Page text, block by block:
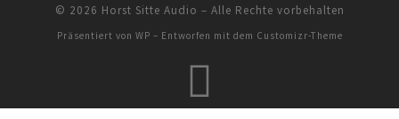
© 2026 Horst Sitte Audio – Alle Rechte vorbehalten
Präsentiert von WP – Entworfen mit dem Customizr-Theme